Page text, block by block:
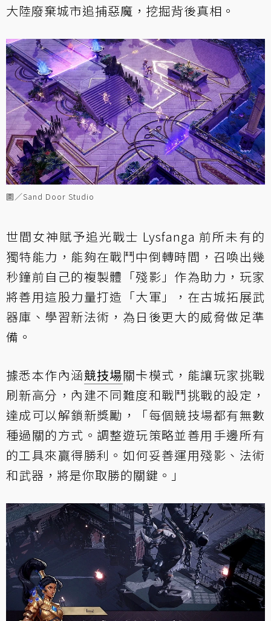
大陸廢棄城市追捕惡魔，挖掘背後真相。
圖／Sand Door Studio
世間女神賦予追光戰士 Lysfanga 前所未有的
獨特能力，能夠在戰鬥中倒轉時間，召喚出幾
秒鐘前自己的複製體「殘影」作為助力，玩家
將善用這股力量打造「大軍」，在古城拓展武
器庫、學習新法術，為日後更大的威脅做足準
備。
據悉本作內涵競技場關卡模式，能讓玩家挑戰
刷新高分，內建不同難度和戰鬥挑戰的設定，
達成可以解鎖新獎勵，「每個競技場都有無數
種過關的方式。調整遊玩策略並善用手邊所有
的工具來贏得勝利。如何妥善運用殘影、法術
和武器，將是你取勝的關鍵。」